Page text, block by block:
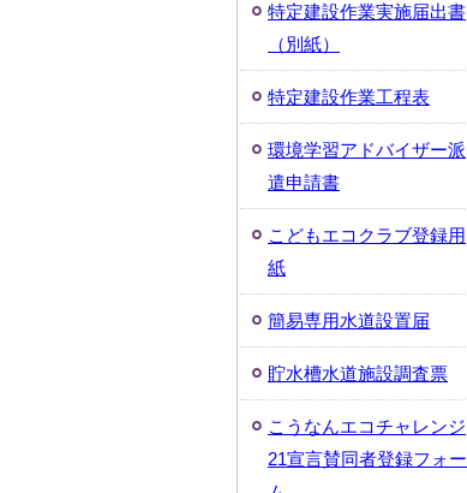
特定建設作業実施届出書
（別紙）
特定建設作業工程表
環境学習アドバイザー派
遣申請書
こどもエコクラブ登録用
紙
簡易専用水道設置届
貯水槽水道施設調査票
こうなんエコチャレンジ
21宣言賛同者登録フォー